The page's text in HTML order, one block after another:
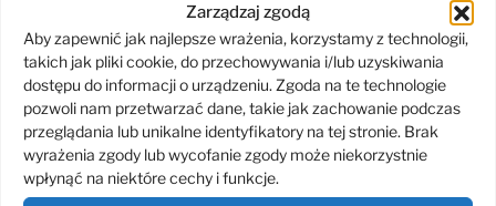
Zarządzaj zgodą
Aby zapewnić jak najlepsze wrażenia, korzystamy z technologii,
takich jak pliki cookie, do przechowywania i/lub uzyskiwania
dostępu do informacji o urządzeniu. Zgoda na te technologie
pozwoli nam przetwarzać dane, takie jak zachowanie podczas
przeglądania lub unikalne identyfikatory na tej stronie. Brak
wyrażenia zgody lub wycofanie zgody może niekorzystnie
wpłynąć na niektóre cechy i funkcje.
Inżynierowie ESKOM służyli też wsparciem zespołowi
informatycznemu Willson & Brown, dostarczając wiedzy
pozwalającej mu na wyższą efektywność pracy
w przyszłości.
„ESKOM był dla nas zarówno dostawcą sprzętu, jak
i zakontraktowanych usług konsultingowych. Duże
doświadczenie i kompetencje konsultantów w zakresie